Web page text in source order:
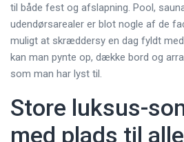
til både fest og afslapning. Pool,
udendørsarealer er blot nogle af de
muligt at skræddersy en dag fyldt
kan man pynte op, dække bord og
som man har lyst til.
Store luksus-
med plads til alle